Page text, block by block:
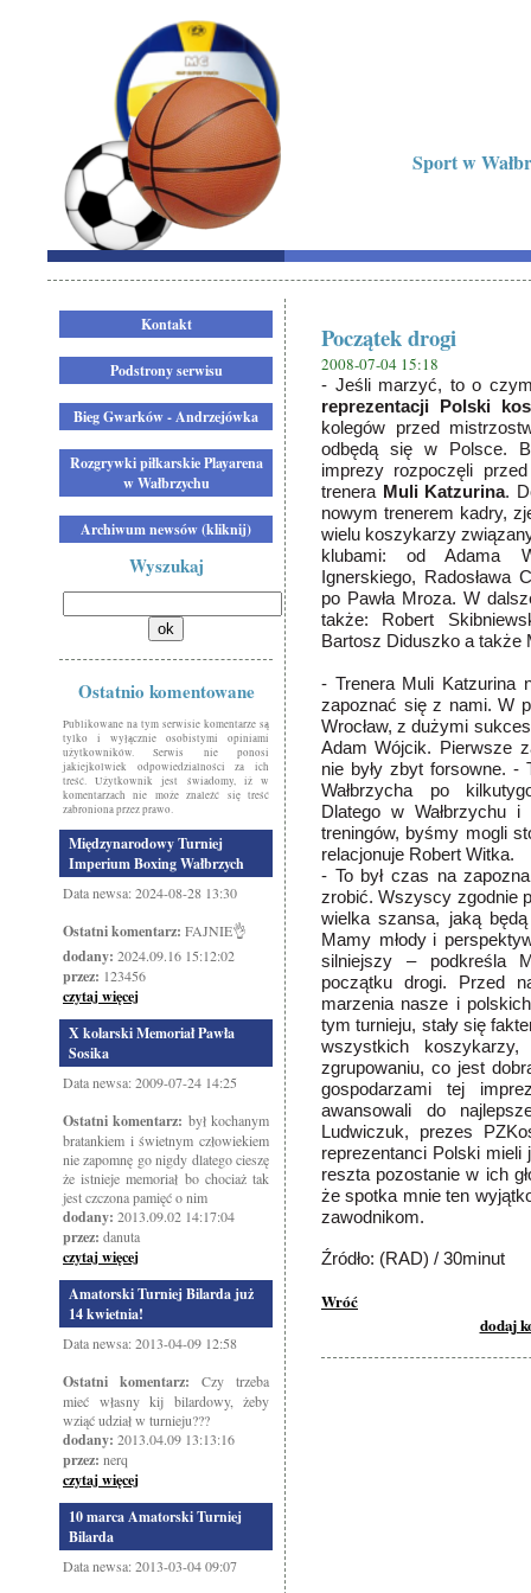
Sport w
Kontakt
Podstrony serwisu
Bieg Gwarków - Andrzejówka
Rozgrywki piłkarskie Playarena
w Wałbrzychu
Archiwum newsów (kliknij)
Wyszukaj
Ostatnio komentowane
Publikowane na tym serwisie komentarze są
tylko i wyłącznie osobistymi opiniami
użytkowników. Serwis nie ponosi
jakiejkolwiek odpowiedzialności za ich
treść. Użytkownik jest świadomy, iż w
komentarzach nie może znaleźć się treść
zabroniona przez prawo.
Międzynarodowy Turniej
Imperium Boxing Wałbrzych
Data newsa: 2024-08-28 13:30
Ostatni komentarz: FAJNIE👌
dodany: 2024.09.16 15:12:02
przez: 123456
czytaj więcej
X kolarski Memoriał Pawła
Sosika
Data newsa: 2009-07-24 14:25
Ostatni komentarz: był kochanym
bratankiem i świetnym człowiekiem
nie zapomnę go nigdy dlatego cieszę
że istnieje memoriał bo chociaż tak
jest czczona pamięć o nim
dodany: 2013.09.02 14:17:04
przez: danuta
czytaj więcej
Amatorski Turniej Bilarda już
14 kwietnia!
Data newsa: 2013-04-09 12:58
Ostatni komentarz: Czy trzeba
mieć własny kij bilardowy, żeby
wziąć udział w turnieju???
dodany: 2013.04.09 13:13:16
przez: nerq
czytaj więcej
10 marca Amatorski Turniej
Bilarda
Data newsa: 2013-03-04 09:07
Początek drogi
2008-07-04 15:18
- Jeśli marzyć, to o
reprezentacji Polski
kolegów przed
odbędą się w Polsce.
imprezy rozpoczęli
trenera Muli Katzurina.
nowym trenerem kadry,
wielu koszykarzy
klubami: od Adama
Ignerskiego, Radosława
po Pawła Mroza. W
także: Robert
Bartosz Diduszko a także
- Trenera Muli Katzurina
zapoznać się z nami. W
Wrocław, z dużymi
Adam Wójcik. Pierwsze
nie były zbyt forsowne. -
Wałbrzycha po
Dlatego w Wałbrzychu
treningów, byśmy mogli
relacjonuje Robert Witka.
- To był czas na
zrobić. Wszyscy zgodnie
wielka szansa, jaką
Mamy młody i
silniejszy – podkreśla
początku drogi. Przed
marzenia nasze i
tym turnieju, stały się
wszystkich
zgrupowaniu, co jest
gospodarzami tej
awansowali do
Ludwiczuk, prezes
reprezentanci Polski
reszta pozostanie w ich
że spotka mnie ten
zawodnikom.
Źródło: (RAD) / 30minut
Wróć
dodaj